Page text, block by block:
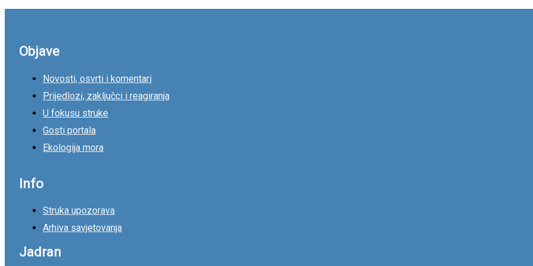
Objave
Novosti, osvrti i komentari
Prijedlozi, zaključci i reagiranja
U fokusu struke
Gosti portala
Ekologija mora
Info
Struka upozorava
Arhiva savjetovanja
Jadran